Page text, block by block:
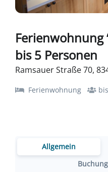
Ferienwohnung
bis 5 Personen
Ramsauer Straße 70,
Ferienwohnung
Allgemein